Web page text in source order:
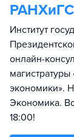
РАНХиГС
Институт
онлайн-
экономики».
Экономика.
18:00!